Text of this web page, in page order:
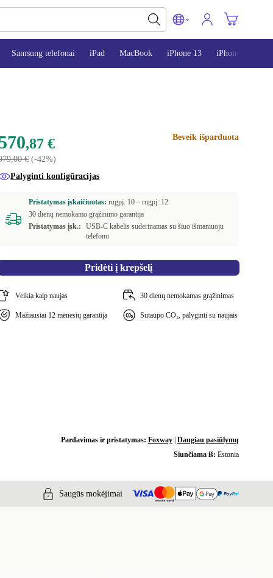
Samsung telefonai iPad MacBook iPhone 13 iPhone 14
,87 €
€(-42%)
Beveik išparduota
Palyginti konfigūracijas
Pristatymas įskaičiuotas:rugpj. 10 –rugpj. 12
30 dienų nemokamo grąžinimo garantija
Pristatymas įsk.:
USB-C kabelis suderinamas su šiuo išmaniuoju
telefonu
Pridėti į krepšelį
Veikia kaip naujas 30 dienų nemokamas grąžinimas
Mažiausiai 12 mėnesių garantija Sutaupo CO₂, palyginti su naujais
Pardavimas ir pristatymas: Foxway| Daugiau pasiūlymų
Siunčiama iš: Estonia
Saugūs mokėjimai